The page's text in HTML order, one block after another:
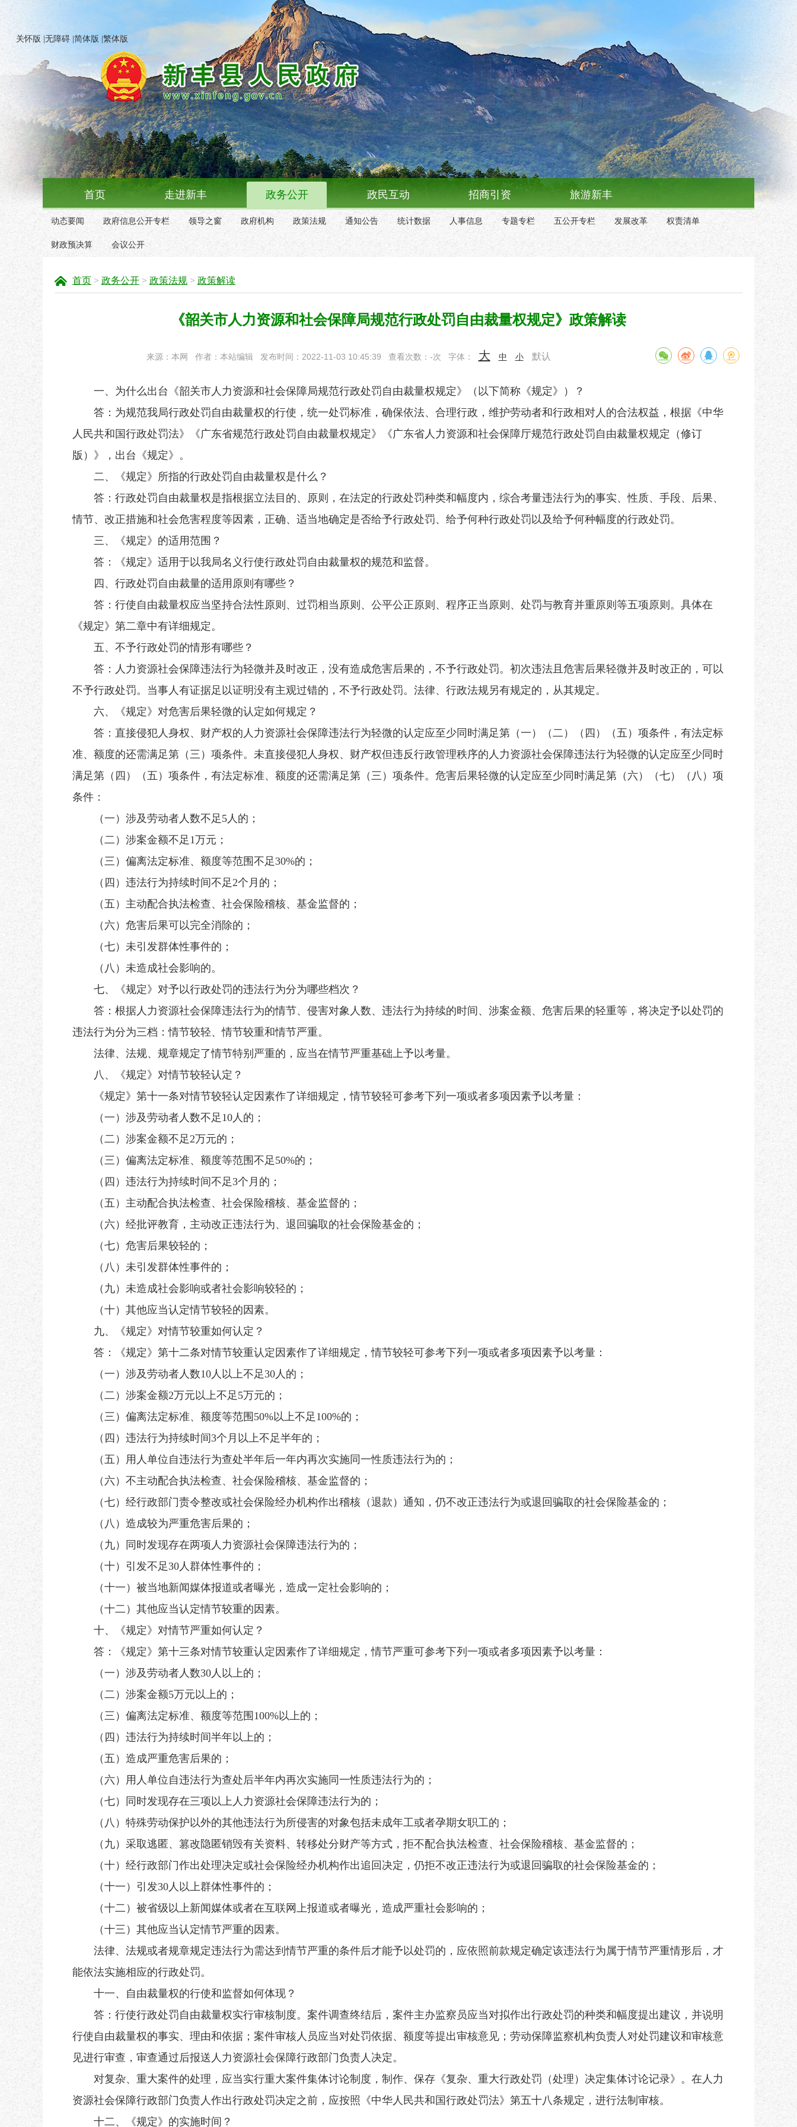
关怀版 无障碍 简体版 繁体版
首页 走进新丰 政务公开 政民互动 招商引资 旅游新丰
动态要闻 政府信息公开专栏 领导之窗 政府机构 政策法规 通知公告 统计数据 人事信息 专题专栏 五公开专栏 发展改革 权责清单
财政预决算 会议公开
首页 > 政务公开 > 政策法规 > 政策解读
《韶关市人力资源和社会保障局规范行政处罚自由裁量权规定》政策解读
来源：本网 作者：本站编辑 发布时间：2022-11-03 10:45:39 查看次数： -次 字体： 大 中 小 默认
一、为什么出台《韶关市人力资源和社会保障局规范行政处罚自由裁量权规定》（以下简称《规定》）？
答：为规范我局行政处罚自由裁量权的行使，统一处罚标准，确保依法、合理行政，维护劳动者和行政相对人的合法权益，根据《中华
人民共和国行政处罚法》《广东省规范行政处罚自由裁量权规定》《广东省人力资源和社会保障厅规范行政处罚自由裁量权规定（修订
版）》，出台《规定》。
二、《规定》所指的行政处罚自由裁量权是什么？
答：行政处罚自由裁量权是指根据立法目的、原则，在法定的行政处罚种类和幅度内，综合考量违法行为的事实、性质、手段、后果、
情节、改正措施和社会危害程度等因素，正确、适当地确定是否给予行政处罚、给予何种行政处罚以及给予何种幅度的行政处罚。
三、《规定》的适用范围？
答：《规定》适用于以我局名义行使行政处罚自由裁量权的规范和监督。
四、行政处罚自由裁量的适用原则有哪些？
答：行使自由裁量权应当坚持合法性原则、过罚相当原则、公平公正原则、程序正当原则、处罚与教育并重原则等五项原则。具体在
《规定》第二章中有详细规定。
五、不予行政处罚的情形有哪些？
答：人力资源社会保障违法行为轻微并及时改正，没有造成危害后果的，不予行政处罚。初次违法且危害后果轻微并及时改正的，可以
不予行政处罚。当事人有证据足以证明没有主观过错的，不予行政处罚。法律、行政法规另有规定的，从其规定。
六、《规定》对危害后果轻微的认定如何规定？
答：直接侵犯人身权、财产权的人力资源社会保障违法行为轻微的认定应至少同时满足第（一）（二）（四）（五）项条件，有法定标
准、额度的还需满足第（三）项条件。未直接侵犯人身权、财产权但违反行政管理秩序的人力资源社会保障违法行为轻微的认定应至少同时
满足第（四）（五）项条件，有法定标准、额度的还需满足第（三）项条件。危害后果轻微的认定应至少同时满足第（六）（七）（八）项
条件：
（一）涉及劳动者人数不足5人的；
（二）涉案金额不足1万元；
（三）偏离法定标准、额度等范围不足30%的；
（四）违法行为持续时间不足2个月的；
（五）主动配合执法检查、社会保险稽核、基金监督的；
（六）危害后果可以完全消除的；
（七）未引发群体性事件的；
（八）未造成社会影响的。
七、《规定》对予以行政处罚的违法行为分为哪些档次？
答：根据人力资源社会保障违法行为的情节、侵害对象人数、违法行为持续的时间、涉案金额、危害后果的轻重等，将决定予以处罚的
违法行为分为三档：情节较轻、情节较重和情节严重。
法律、法规、规章规定了情节特别严重的，应当在情节严重基础上予以考量。
八、《规定》对情节较轻认定？
《规定》第十一条对情节较轻认定因素作了详细规定，情节较轻可参考下列一项或者多项因素予以考量：
（一）涉及劳动者人数不足10人的；
（二）涉案金额不足2万元的；
（三）偏离法定标准、额度等范围不足50%的；
（四）违法行为持续时间不足3个月的；
（五）主动配合执法检查、社会保险稽核、基金监督的；
（六）经批评教育，主动改正违法行为、退回骗取的社会保险基金的；
（七）危害后果较轻的；
（八）未引发群体性事件的；
（九）未造成社会影响或者社会影响较轻的；
（十）其他应当认定情节较轻的因素。
九、《规定》对情节较重如何认定？
答：《规定》第十二条对情节较重认定因素作了详细规定，情节较轻可参考下列一项或者多项因素予以考量：
（一）涉及劳动者人数10人以上不足30人的；
（二）涉案金额2万元以上不足5万元的；
（三）偏离法定标准、额度等范围50%以上不足100%的；
（四）违法行为持续时间3个月以上不足半年的；
（五）用人单位自违法行为查处半年后一年内再次实施同一性质违法行为的；
（六）不主动配合执法检查、社会保险稽核、基金监督的；
（七）经行政部门责令整改或社会保险经办机构作出稽核（退款）通知，仍不改正违法行为或退回骗取的社会保险基金的；
（八）造成较为严重危害后果的；
（九）同时发现存在两项人力资源社会保障违法行为的；
（十）引发不足30人群体性事件的；
（十一）被当地新闻媒体报道或者曝光，造成一定社会影响的；
（十二）其他应当认定情节较重的因素。
十、《规定》对情节严重如何认定？
答：《规定》第十三条对情节较重认定因素作了详细规定，情节严重可参考下列一项或者多项因素予以考量：
（一）涉及劳动者人数30人以上的；
（二）涉案金额5万元以上的；
（三）偏离法定标准、额度等范围100%以上的；
（四）违法行为持续时间半年以上的；
（五）造成严重危害后果的；
（六）用人单位自违法行为查处后半年内再次实施同一性质违法行为的；
（七）同时发现存在三项以上人力资源社会保障违法行为的；
（八）特殊劳动保护以外的其他违法行为所侵害的对象包括未成年工或者孕期女职工的；
（九）采取逃匿、篡改隐匿销毁有关资料、转移处分财产等方式，拒不配合执法检查、社会保险稽核、基金监督的；
（十）经行政部门作出处理决定或社会保险经办机构作出追回决定，仍拒不改正违法行为或退回骗取的社会保险基金的；
（十一）引发30人以上群体性事件的；
（十二）被省级以上新闻媒体或者在互联网上报道或者曝光，造成严重社会影响的；
（十三）其他应当认定情节严重的因素。
法律、法规或者规章规定违法行为需达到情节严重的条件后才能予以处罚的，应依照前款规定确定该违法行为属于情节严重情形后，才
能依法实施相应的行政处罚。
十一、自由裁量权的行使和监督如何体现？
答：行使行政处罚自由裁量权实行审核制度。案件调查终结后，案件主办监察员应当对拟作出行政处罚的种类和幅度提出建议，并说明
行使自由裁量权的事实、理由和依据；案件审核人员应当对处罚依据、额度等提出审核意见；劳动保障监察机构负责人对处罚建议和审核意
见进行审查，审查通过后报送人力资源社会保障行政部门负责人决定。
对复杂、重大案件的处理，应当实行重大案件集体讨论制度，制作、保存《复杂、重大行政处罚（处理）决定集体讨论记录》。在人力
资源社会保障行政部门负责人作出行政处罚决定之前，应按照《中华人民共和国行政处罚法》第五十八条规定，进行法制审核。
十二、《规定》的实施时间？